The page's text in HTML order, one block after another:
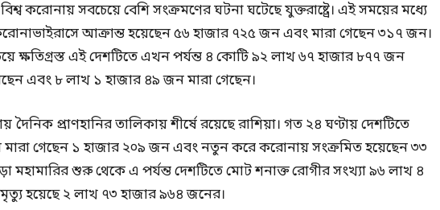
করোনায় সবচেয়ে বেশি সংক্রমণের ঘটনা ঘটেছে যুক্তরাষ্ট্রে। এই সময়ের মধ্যে
আক্রান্ত হয়েছেন ৫৬ হাজার ৭২৫ জন এবং মারা গেছেন ৩১৭ জন।
ক্ষতিগ্রস্ত এই দেশটিতে এখন পর্যন্ত ৪ কোটি ৯২ লাখ ৬৭ হাজার ৮৭৭ জন
এবং ৮ লাখ ১ হাজার ৪৯ জন মারা গেছেন।
দৈনিক প্রাণহানির তালিকায় শীর্ষে রয়েছে রাশিয়া। গত ২৪ ঘণ্টায় দেশটিতে
গেছেন ১ হাজার ২০৯ জন এবং নতুন করে করোনায় সংক্রমিত হয়েছেন ৩৩
মহামারির শুরু থেকে এ পর্যন্ত দেশটিতে মোট শনাক্ত রোগীর সংখ্যা ৯৬ লাখ ৪
হয়েছে ২ লাখ ৭৩ হাজার ৯৬৪ জনের।